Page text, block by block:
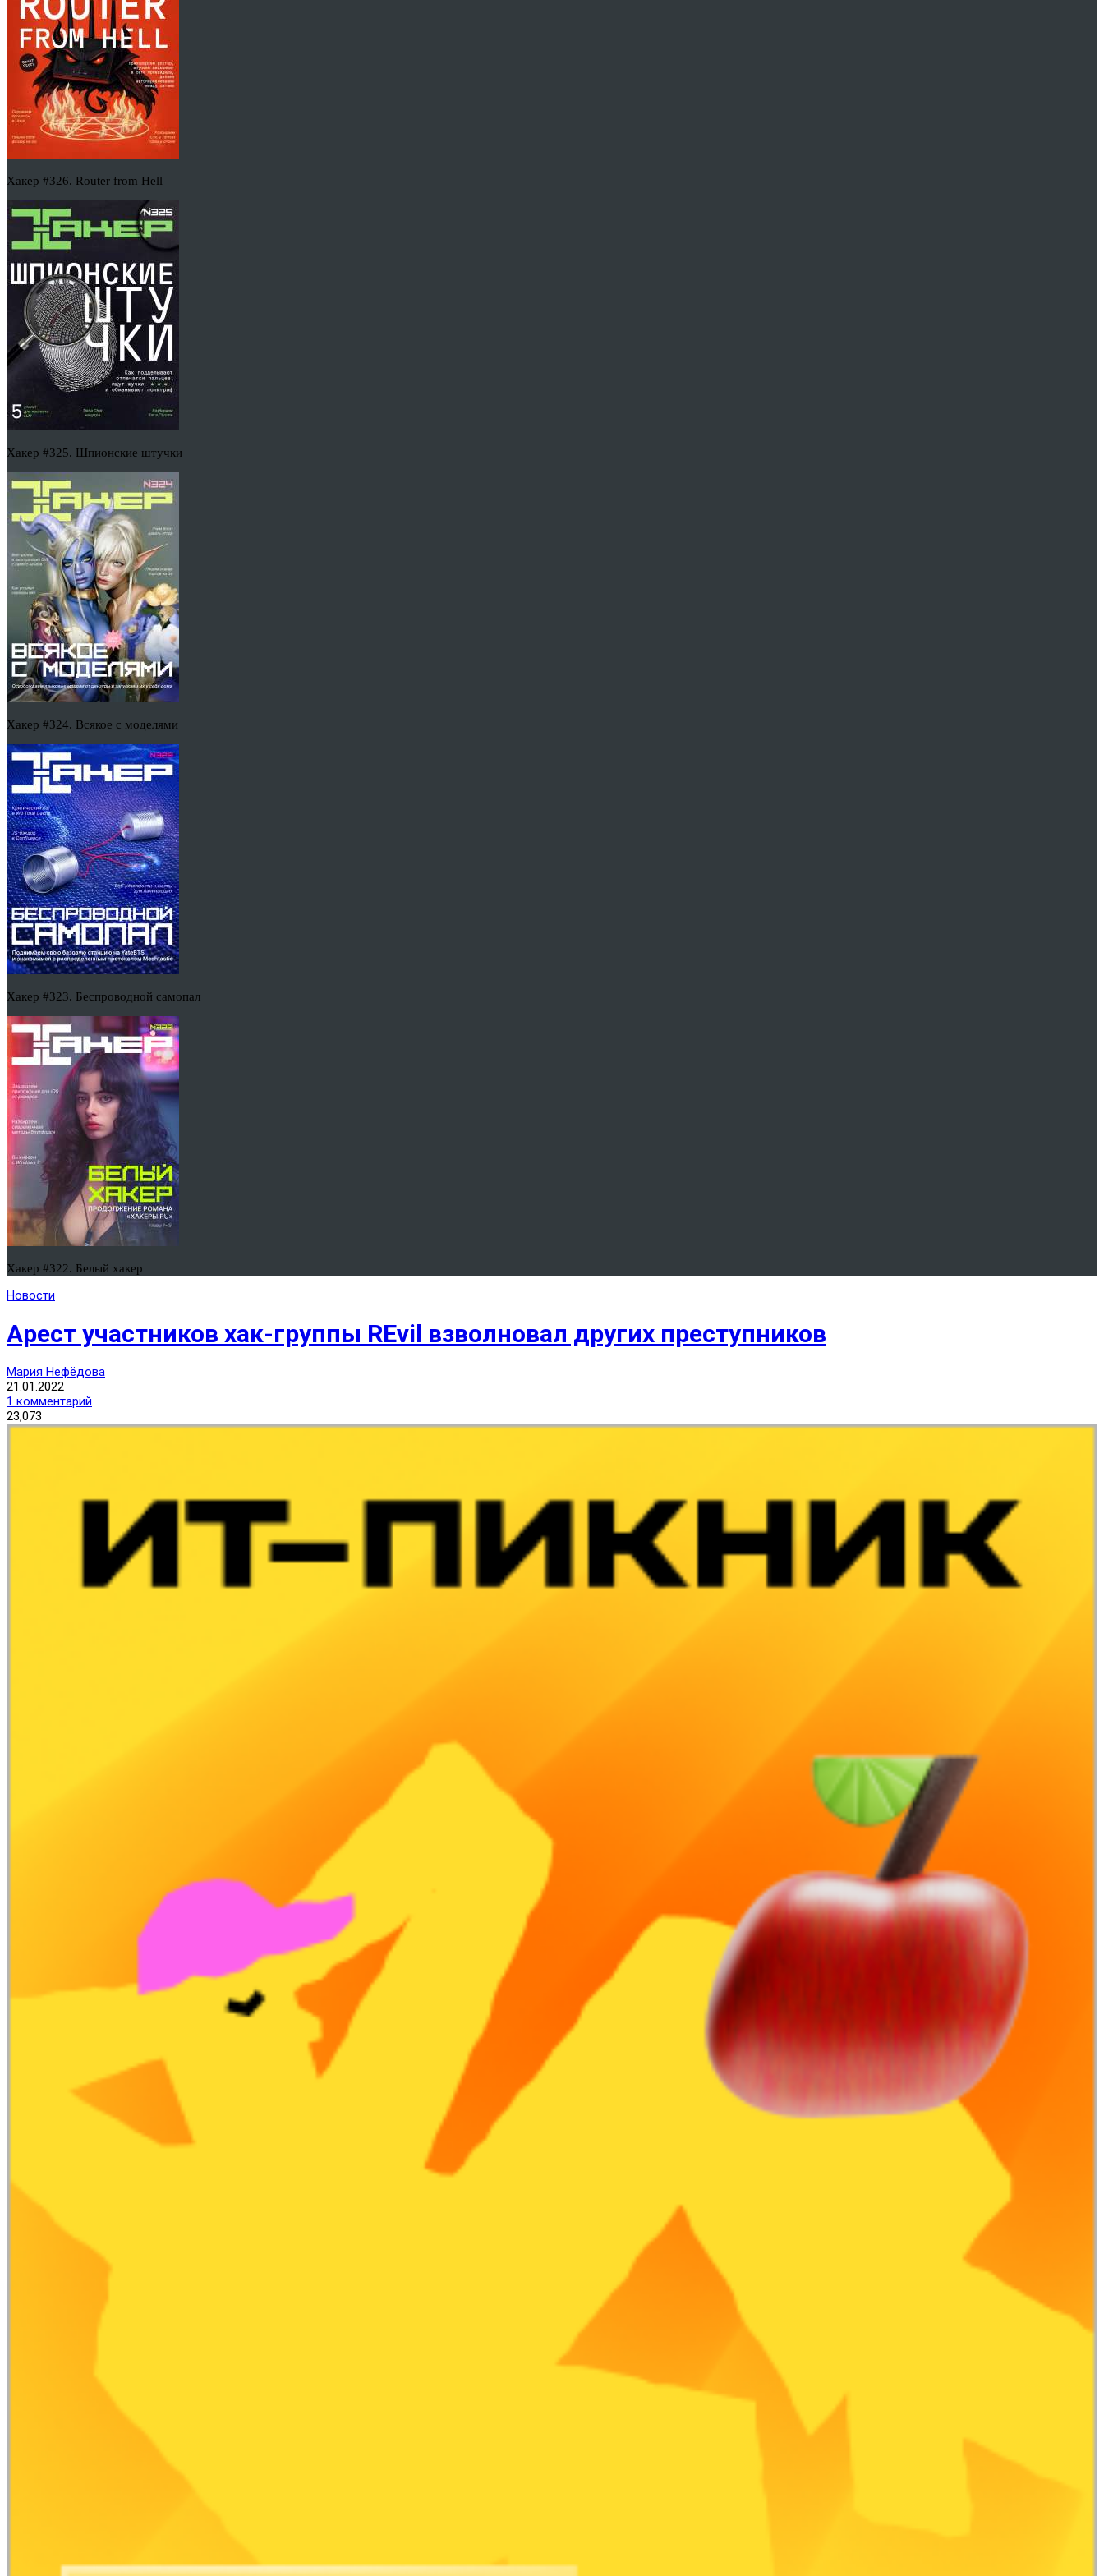
Хакер #326. Router from Hell
Хакер #325. Шпионские штучки
Хакер #324. Всякое с моделями
Хакер #323. Беспроводной самопал
Хакер #322. Белый хакер
Новости
Арест участников хак-группы REvil взволновал других преступников
Мария Нефёдова
21.01.2022
1 комментарий
23,073